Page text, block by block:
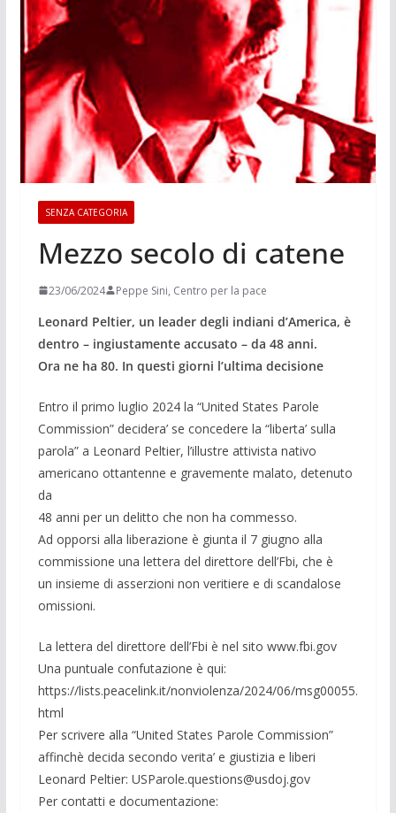
SENZA CATEGORIA
Mezzo secolo di catene
23/06/2024 Peppe Sini, Centro per la pace
Leonard Peltier, un leader degli indiani d’America, è
dentro – ingiustamente accusato – da 48 anni.
Ora ne ha 80. In questi giorni l’ultima decisione
Entro il primo luglio 2024 la “United States Parole
Commission” decidera’ se concedere la “liberta’ sulla
parola” a Leonard Peltier, l’illustre attivista nativo
americano ottantenne e gravemente malato, detenuto
da
48 anni per un delitto che non ha commesso.
Ad opporsi alla liberazione è giunta il 7 giugno alla
commissione una lettera del direttore dell’Fbi, che è
un insieme di asserzioni non veritiere e di scandalose
omissioni.
La lettera del direttore dell’Fbi è nel sito www.fbi.gov
Una puntuale confutazione è qui:
https://lists.peacelink.it/nonviolenza/2024/06/msg00055.
html
Per scrivere alla “United States Parole Commission”
affinchè decida secondo verita’ e giustizia e liberi
Leonard Peltier: USParole.questions@usdoj.gov
Per contatti e documentazione: